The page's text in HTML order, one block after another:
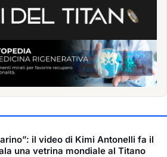
il video di Kimi Antonelli fa il
una vetrina mondiale al Titano